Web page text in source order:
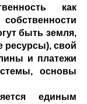
как
быть земля,
ресурсы), свой
и платежи
основы
единым